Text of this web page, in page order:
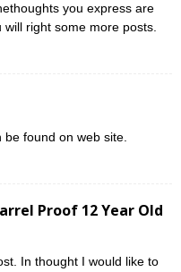
you express are
right some more posts.
found on web site.
Proof 12 Year Old
In thought I would like to